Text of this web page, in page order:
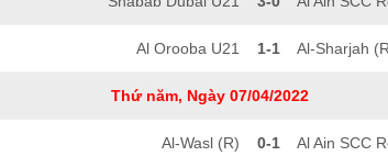
Al Orooba U21 1-1 Al-Sharjah
Thứ năm, Ngày 07/04/2022
Al-Wasl (R) 0-1 Al Ain SCC